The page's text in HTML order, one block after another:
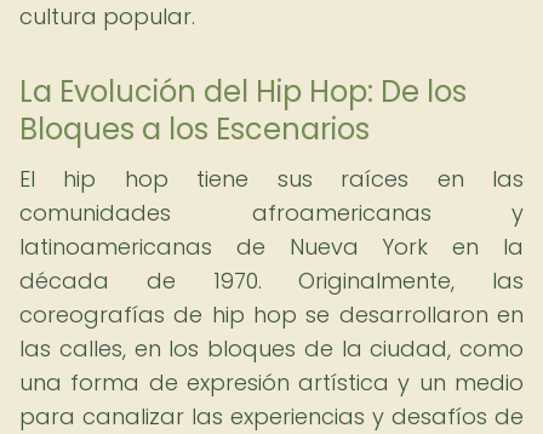
cultura popular.
La Evolución del Hip Hop: De los
Bloques a los Escenarios
El hip hop tiene sus raíces en las
comunidades afroamericanas y
latinoamericanas de Nueva York en la
década de 1970. Originalmente, las
coreografías de hip hop se desarrollaron en
las calles, en los bloques de la ciudad, como
una forma de expresión artística y un medio
para canalizar las experiencias y desafíos de